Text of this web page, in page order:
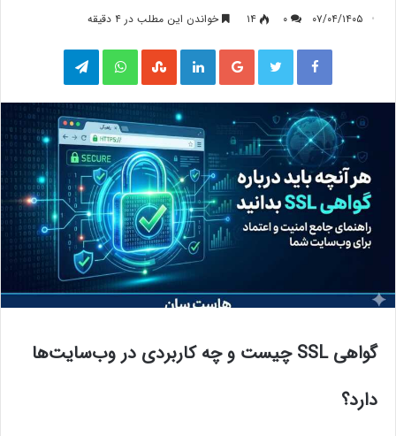
۰۷/۰۴/۱۴۰۵ ۱۴ خواندن این مطلب در ۴ دقیقه
فیس بوک توییتر گوگل پلاس لینکدین‫StumbleUpon
واتس آپ تلگرام
گواهی SSL چیست و چه کاربردی در وب‌سایت‌ها
دارد؟